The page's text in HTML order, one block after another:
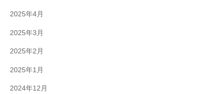
2025年4月
2025年3月
2025年2月
2025年1月
2024年12月